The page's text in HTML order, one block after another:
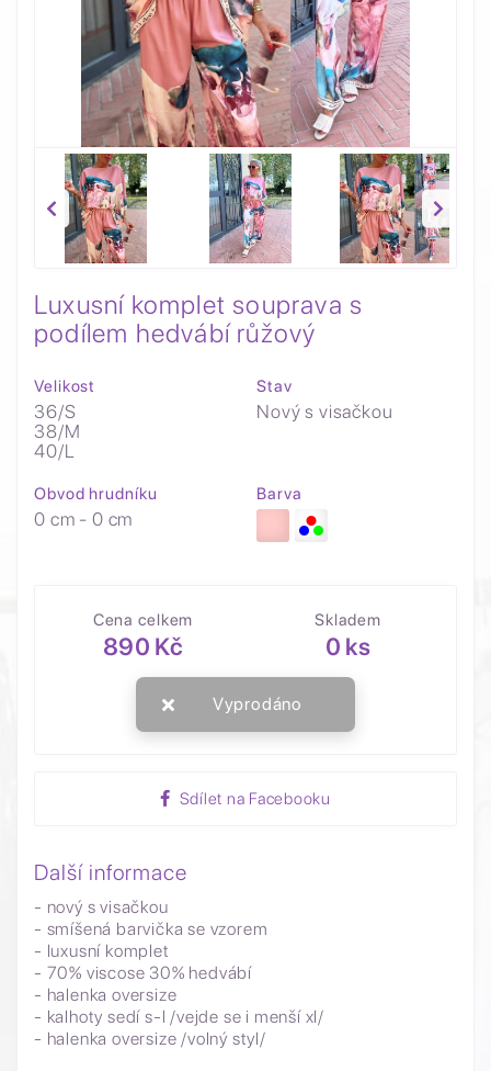
Luxusní komplet souprava s
podílem hedvábí růžový
Velikost
36/S
38/M
40/L
Stav
Nový s visačkou
Obvod hrudníku
0 cm - 0 cm
Barva
Cena celkem
890 Kč
Skladem
0 ks
Vyprodáno
Sdílet na Facebooku
Další informace
- nový s visačkou
- smíšená barvička se vzorem
- luxusní komplet
- 70% viscose 30% hedvábí
- halenka oversize
- kalhoty sedí s-l /vejde se i menší xl/
- halenka oversize /volný styl/